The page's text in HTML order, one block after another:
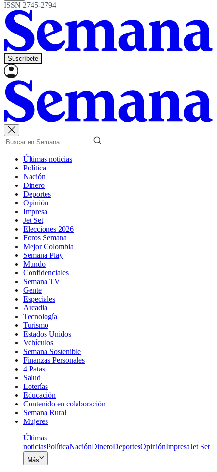
ISSN 2745-2794
Suscríbete
Últimas noticias
Política
Nación
Dinero
Deportes
Opinión
Impresa
Jet Set
Elecciones 2026
Foros Semana
Mejor Colombia
Semana Play
Mundo
Confidenciales
Semana TV
Gente
Especiales
Arcadia
Tecnología
Turismo
Estados Unidos
Vehículos
Semana Sostenible
Finanzas Personales
4 Patas
Salud
Loterías
Educación
Contenido en colaboración
Semana Rural
Mujeres
Últimas
noticiasPolíticaNaciónDineroDeportesOpiniónImpresaJet Set
Más